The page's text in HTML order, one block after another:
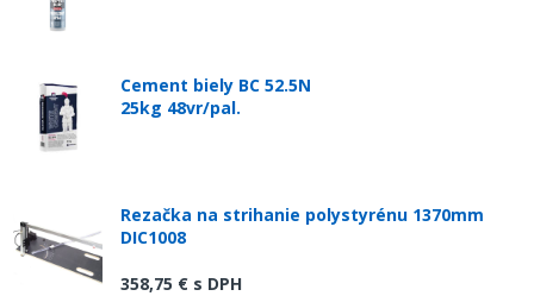
Cement biely BC 52.5N
25kg 48vr/pal.
Rezačka na strihanie polystyrénu 1370mm
DIC1008
358,75 € s DPH